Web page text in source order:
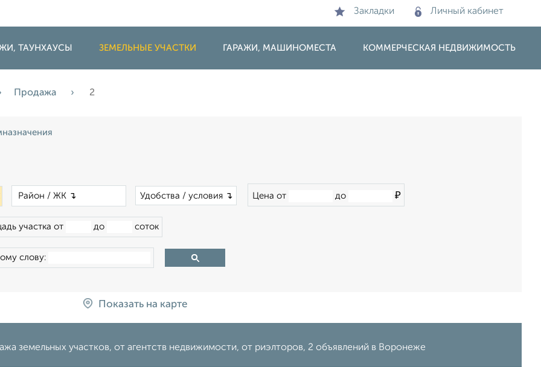
Закладки Личный кабинет
ТАУНХАУСЫ ЗЕМЕЛЬНЫЕ УЧАСТКИ ГАРАЖИ, МАШИНОМЕСТА КОММЕРЧЕСКАЯ НЕДВИЖИМОСТЬ
Продажа 2
Удобства / условия ↴ Цена от до ₽
участка от до соток
слову:
Показать на карте
земельных участков, от агентств недвижимости, от риэлторов, 2 объявлений в Воронеже